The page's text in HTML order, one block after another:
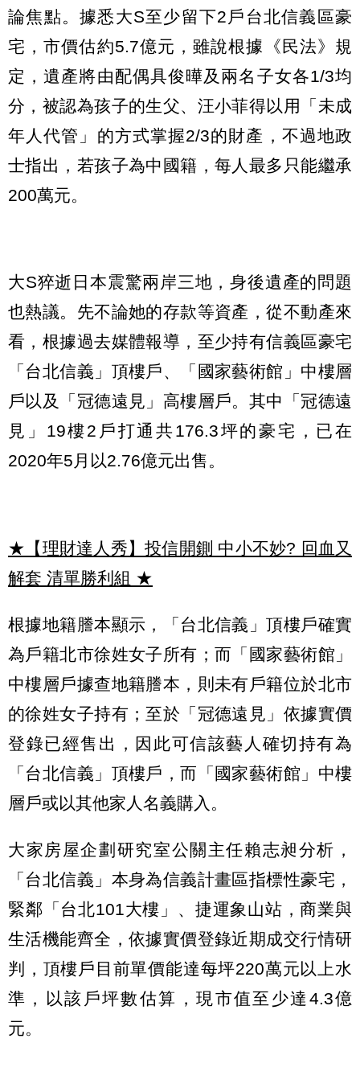
論焦點。據悉大S至少留下2戶台北信義區豪
宅，市價估約5.7億元，雖說根據《民法》規
定，遺產將由配偶具俊曄及兩名子女各1/3均
分，被認為孩子的生父、汪小菲得以用「未成
年人代管」的方式掌握2/3的財產，不過地政
士指出，若孩子為中國籍，每人最多只能繼承
200萬元。
大S猝逝日本震驚兩岸三地，身後遺產的問題
也熱議。先不論她的存款等資產，從不動產來
看，根據過去媒體報導，至少持有信義區豪宅
「台北信義」頂樓戶、「國家藝術館」中樓層
戶以及「冠德遠見」高樓層戶。其中「冠德遠
見」19樓2戶打通共176.3坪的豪宅，已在
2020年5月以2.76億元出售。
★【理財達人秀】投信開鍘 中小不妙? 回血又
解套 清單勝利組 ★
根據地籍謄本顯示，「台北信義」頂樓戶確實
為戶籍北市徐姓女子所有；而「國家藝術館」
中樓層戶據查地籍謄本，則未有戶籍位於北市
的徐姓女子持有；至於「冠德遠見」依據實價
登錄已經售出，因此可信該藝人確切持有為
「台北信義」頂樓戶，而「國家藝術館」中樓
層戶或以其他家人名義購入。
大家房屋企劃研究室公關主任賴志昶分析，
「台北信義」本身為信義計畫區指標性豪宅，
緊鄰「台北101大樓」、捷運象山站，商業與
生活機能齊全，依據實價登錄近期成交行情研
判，頂樓戶目前單價能達每坪220萬元以上水
準，以該戶坪數估算，現市值至少達4.3億
元。